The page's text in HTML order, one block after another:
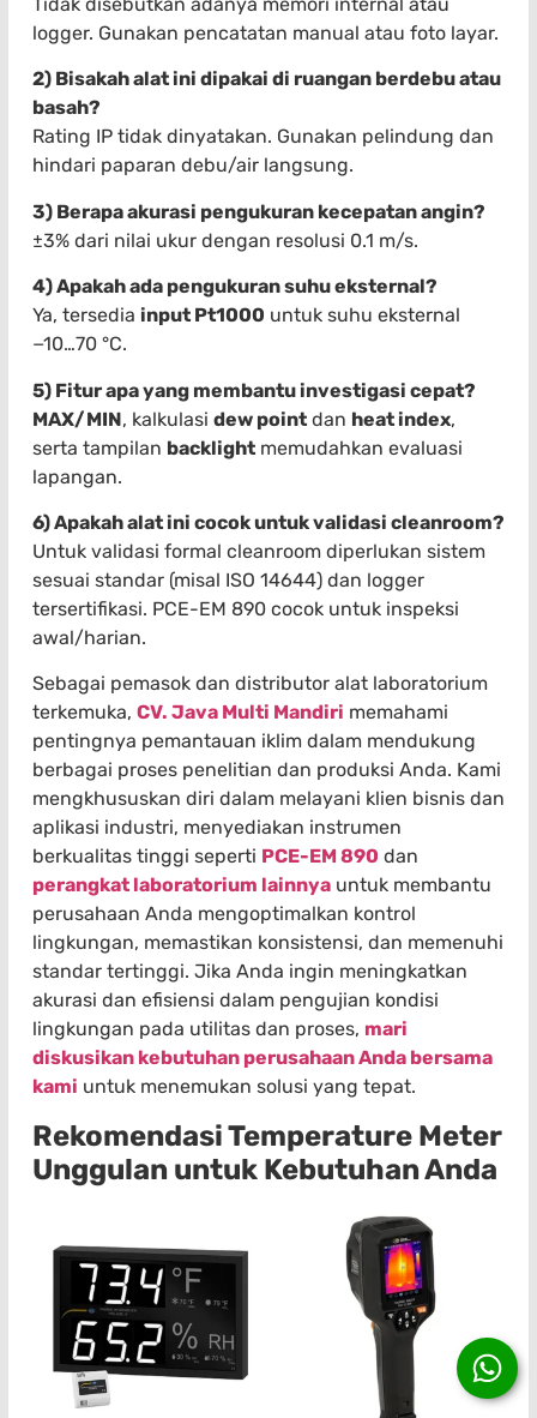
logger. Gunakan pencatatan manual atau foto layar.
2) Bisakah alat ini dipakai di ruangan berdebu atau
basah?
Rating IP tidak dinyatakan. Gunakan pelindung dan
hindari paparan debu/air langsung.
3) Berapa akurasi pengukuran kecepatan angin?
±3% dari nilai ukur dengan resolusi 0.1 m/s.
4) Apakah ada pengukuran suhu eksternal?
Ya, tersedia input Pt1000 untuk suhu eksternal
−10…70 °C.
5) Fitur apa yang membantu investigasi cepat?
MAX/MIN, kalkulasi dew point dan heat index,
serta tampilan backlight memudahkan evaluasi
lapangan.
6) Apakah alat ini cocok untuk validasi cleanroom?
Untuk validasi formal cleanroom diperlukan sistem
sesuai standar (misal ISO 14644) dan logger
tersertifikasi. PCE-EM 890 cocok untuk inspeksi
awal/harian.
Sebagai pemasok dan distributor alat laboratorium
terkemuka, CV. Java Multi Mandiri memahami
pentingnya pemantauan iklim dalam mendukung
berbagai proses penelitian dan produksi Anda. Kami
mengkhususkan diri dalam melayani klien bisnis dan
aplikasi industri, menyediakan instrumen
berkualitas tinggi seperti PCE-EM 890 dan
perangkat laboratorium lainnya untuk membantu
perusahaan Anda mengoptimalkan kontrol
lingkungan, memastikan konsistensi, dan memenuhi
standar tertinggi. Jika Anda ingin meningkatkan
akurasi dan efisiensi dalam pengujian kondisi
lingkungan pada utilitas dan proses, mari
diskusikan kebutuhan perusahaan Anda bersama
kami untuk menemukan solusi yang tepat.
Rekomendasi Temperature Meter
Unggulan untuk Kebutuhan Anda